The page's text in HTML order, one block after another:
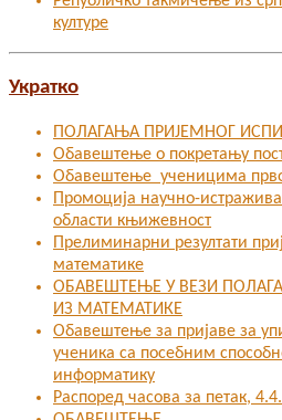
културе
Укратко
ПОЛАГАЊА ПРИЈЕМНОГ
Обавештење о покретању
Обавештење ученицима
Промоција научно-
области књижевност
Прелиминарни резултати
математике
ОБАВЕШТЕЊЕ У ВЕЗИ
ИЗ МАТЕМАТИКЕ
Oбавештење за пријаве за
ученика са посебним
информатику
Распоред часова за петак,